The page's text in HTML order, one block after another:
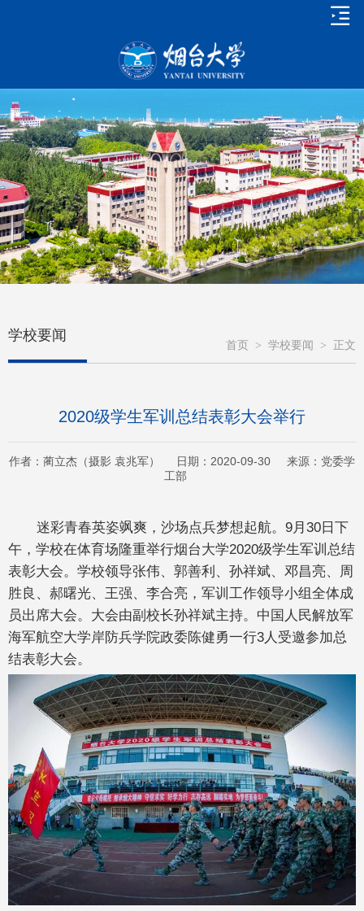
学校要闻
首页 > 学校要闻 > 正文
2020级学生军训总结表彰大会举行
作者：蔺立杰（摄影 袁兆军） 日期：2020-09-30 来源：党委学
工部
迷彩青春英姿飒爽，沙场点兵梦想起航。9月30日下
午，学校在体育场隆重举行烟台大学2020级学生军训总结
表彰大会。学校领导张伟、郭善利、孙祥斌、邓昌亮、周
胜良、郝曙光、王强、李合亮，军训工作领导小组全体成
员出席大会。大会由副校长孙祥斌主持。中国人民解放军
海军航空大学岸防兵学院政委陈健勇一行3人受邀参加总
结表彰大会。